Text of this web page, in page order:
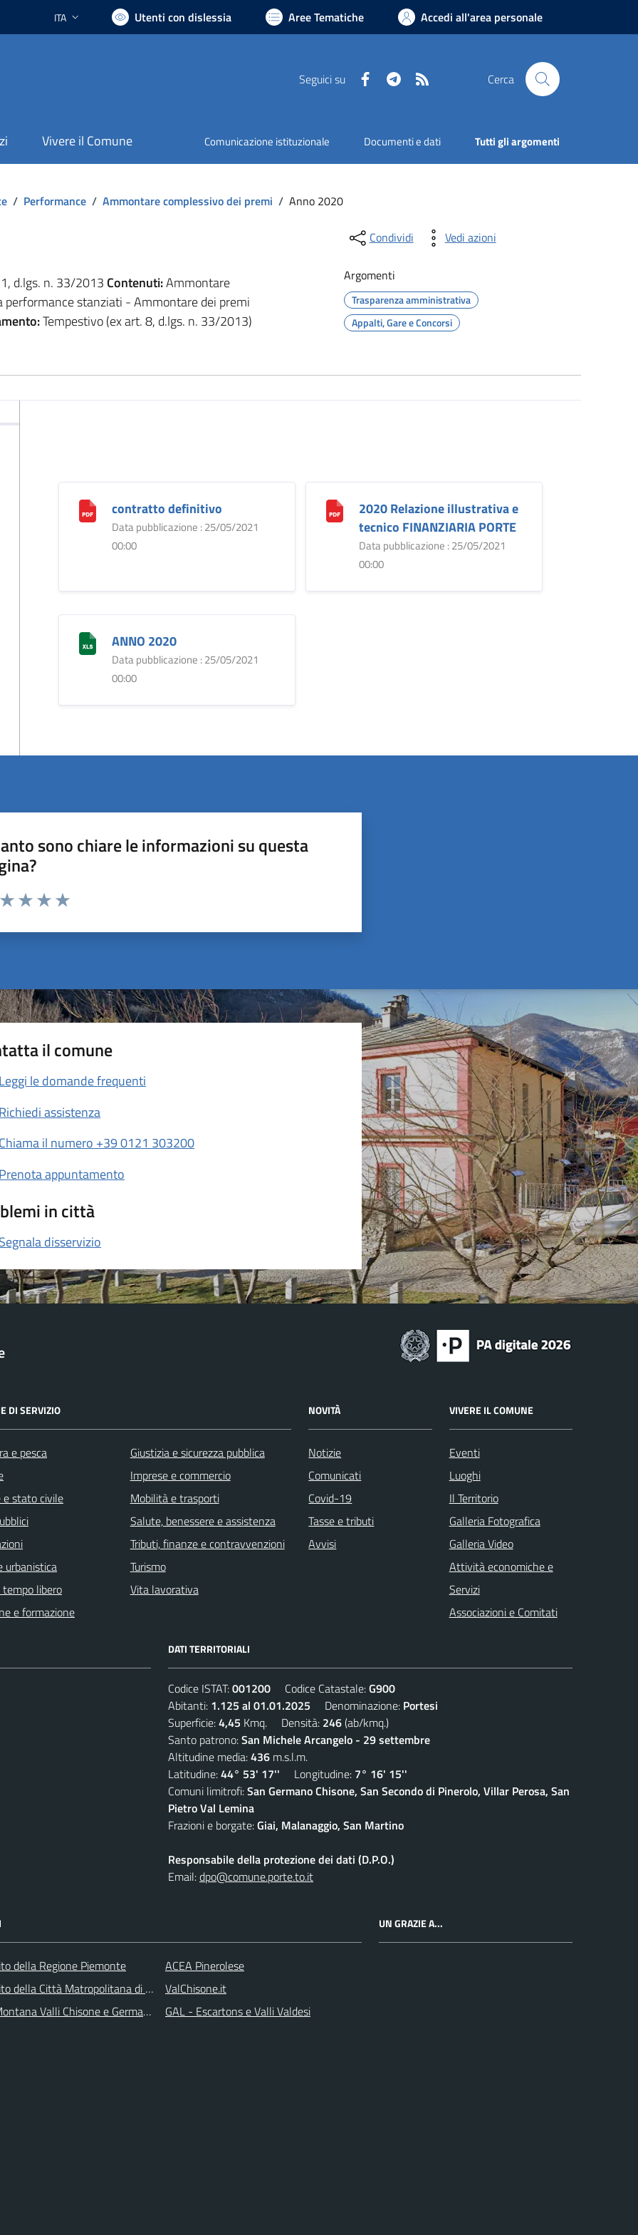
Lingua attiva:
ITA Utenti con dislessia Aree Tematiche Accedi all'area personale
Seguici su FacebookTelegram Cerca
Vivere il Comune Comunicazione istituzionale Documenti e dati Tutti gli argomenti
/ Performance / Ammontare complessivo dei premi / Anno 2020
d.lgs. n. 33/2013 Contenuti:Ammontare
performance stanziati - Ammontare dei premi
Tempestivo (ex art. 8, d.lgs. n. 33/2013)
Condividi Vedi azioni
Argomenti
Trasparenza amministrativa
Appalti, Gare e Concorsi
contratto definitivo
Data pubblicazione : 25/05/2021
00:00
2020 Relazione illustrativa e
tecnico FINANZIARIA PORTE
Data pubblicazione : 25/05/2021
00:00
ANNO 2020
Data pubblicazione : 25/05/2021
00:00
sono chiare le informazioni su questa
da 1 a 5 stelle la pagina
il comune
Leggi le domande frequenti
Richiedi assistenza
Chiama il numero +39 0121 303200
Prenota appuntamento
in città
Segnala disservizio
DI SERVIZIO
e pesca
e stato civile
urbanistica
libero
e formazione
Giustizia e sicurezza pubblica
Imprese e commercio
Mobilità e trasporti
Salute, benessere e assistenza
Tributi, finanze e contravvenzioni
Turismo
Vita lavorativa
NOVITÀ
Notizie
Comunicati
Covid-19
Tasse e tributi
Avvisi
VIVERE IL COMUNE
Eventi
Luoghi
Il Territorio
Galleria Fotografica
Galleria Video
Attività economiche e
Servizi
Associazioni e Comitati
DATI TERRITORIALI
Codice ISTAT:001200 Codice Catastale:G900
Abitanti: 1.125 al 01.01.2025 Denominazione: Portesi
Superficie:4,45 Kmq. Densità: 246(ab/kmq.)
Santo patrono:San Michele Arcangelo - 29 settembre
Altitudine media:436 m.s.l.m.
Latitudine:44° 53' 17'' Longitudine: 7° 16' 15''
Comuni limitrofi:San Germano Chisone, San Secondo di Pinerolo, Villar Perosa, San
Pietro Val Lemina
Frazioni e borgate:Giai, Malanaggio, San Martino
Responsabile della protezione dei dati (D.P.O.)
Email:dpo@comune.porte.to.it
della Regione Piemonte
della Città Matropolitana di Torino
Valli Chisone e Germanasca
ACEA Pinerolese
ValChisone.it
GAL - Escartons e Valli Valdesi
UN GRAZIE A...